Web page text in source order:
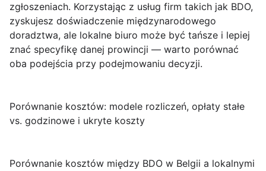
zgłoszeniach. Korzystając z usług firm takich jak BDO,
zyskujesz doświadczenie międzynarodowego
doradztwa, ale lokalne biuro może być tańsze i lepiej
znać specyfikę danej prowincji — warto porównać
oba podejścia przy podejmowaniu decyzji.
Porównanie kosztów: modele rozliczeń, opłaty stałe
vs. godzinowe i ukryte koszty
Porównanie kosztów między BDO w Belgii a lokalnymi